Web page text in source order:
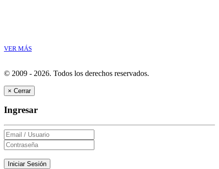
VER MÁS
© 2009 - 2026. Todos los derechos reservados.
× Cerrar
Ingresar
Iniciar Sesión